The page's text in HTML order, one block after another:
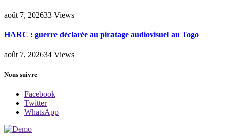
août 7, 202633 Views
HARC : guerre déclarée au piratage audiovisuel au Togo
août 7, 202634 Views
Nous suivre
Facebook
Twitter
WhatsApp